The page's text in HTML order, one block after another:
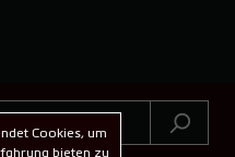
Cookies, um
bieten zu